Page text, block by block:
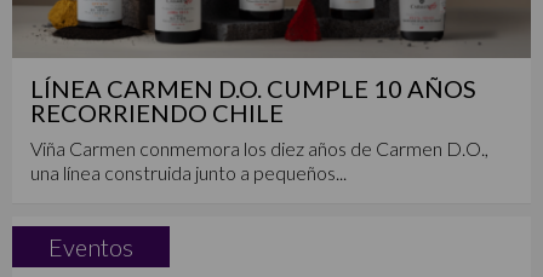
LÍNEA CARMEN D.O. CUMPLE 10 AÑOS
RECORRIENDO CHILE
Viña Carmen conmemora los diez años de Carmen D.O.,
una línea construida junto a pequeños...
Eventos